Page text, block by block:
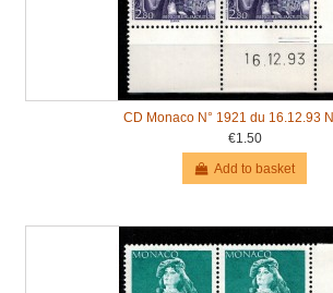
CD Monaco N° 1921 du 16.12.93
€1.50
Add to basket